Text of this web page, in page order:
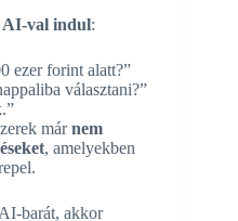
AI-val indul:
ezer forint alatt?”
választani?”
márnem
, amelyekben
barát, akkor